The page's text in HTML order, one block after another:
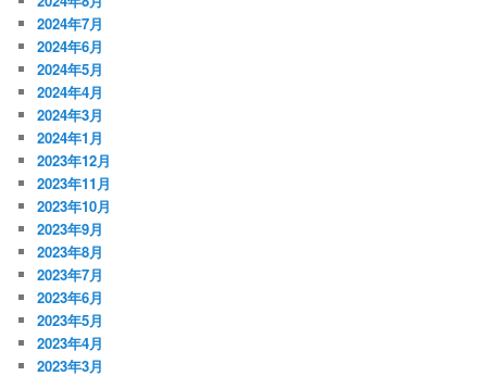
2024年7月
2024年6月
2024年5月
2024年4月
2024年3月
2024年1月
2023年12月
2023年11月
2023年10月
2023年9月
2023年8月
2023年7月
2023年6月
2023年5月
2023年4月
2023年3月